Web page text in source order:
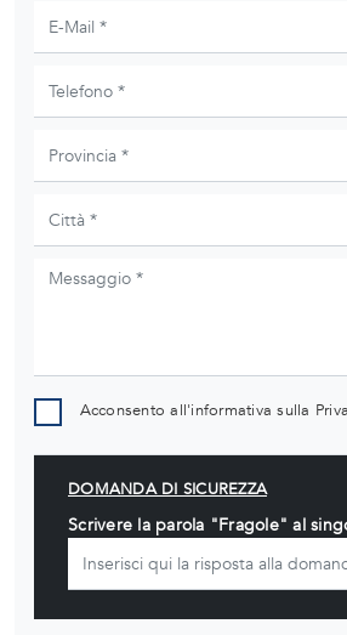
Acconsento all'informativa sulla
DOMANDA DI SICUREZZA
Scrivere la parola "Fragole" al